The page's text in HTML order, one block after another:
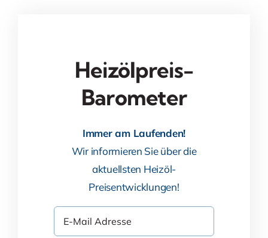
Heizölpreis-
Barometer
Immer am Laufenden!
Wir informieren Sie über die
aktuellsten Heizöl-
Preisentwicklungen!